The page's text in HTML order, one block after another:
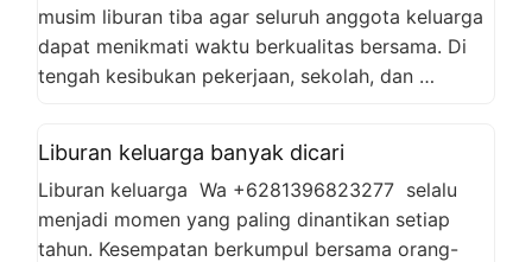
musim liburan tiba agar seluruh anggota keluarga
dapat menikmati waktu berkualitas bersama. Di
tengah kesibukan pekerjaan, sekolah, dan …
Liburan keluarga banyak dicari
Liburan keluarga Wa +6281396823277 selalu
menjadi momen yang paling dinantikan setiap
tahun. Kesempatan berkumpul bersama orang-